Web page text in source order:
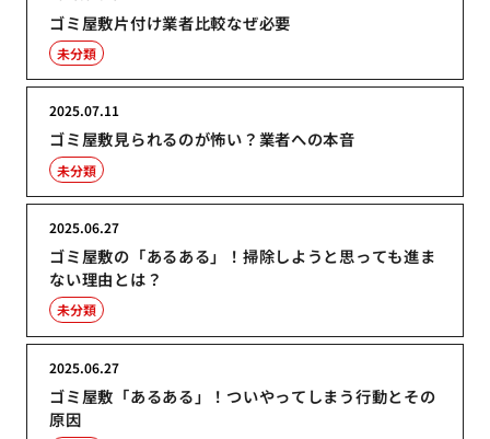
ゴミ屋敷片付け業者比較なぜ必要
未分類
ゴミ屋敷見られるのが怖い？業者への本音
2025.07.11
未分類
ゴミ屋敷の「あるある」！掃除しようと思っても進ま
ない理由とは？
2025.06.27
未分類
ゴミ屋敷「あるある」！ついやってしまう行動とその
原因
2025.06.27